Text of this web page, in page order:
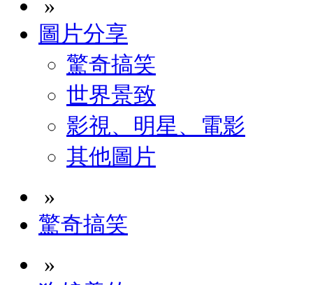
»
圖片分享
驚奇搞笑
世界景致
影視、明星、電影
其他圖片
»
驚奇搞笑
»